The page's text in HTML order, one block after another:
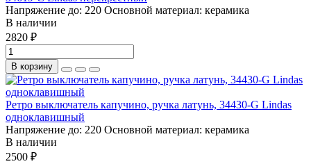
Напряжение до: 220 Основной материал: керамика
В наличии
2820 ₽
В корзину
Ретро выключатель капучино, ручка латунь, 34430-G Lindas
одноклавишный
Напряжение до: 220 Основной материал: керамика
В наличии
2500 ₽